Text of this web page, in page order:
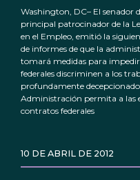
Washington, DC– El senador
principal patrocinador de la
en el Empleo, emitió la
de informes de que la
tomará medidas para
federales discriminen a los
profundamente decepcionado
Administración permita a las
contratos federales
10 DE ABRIL DE 2012